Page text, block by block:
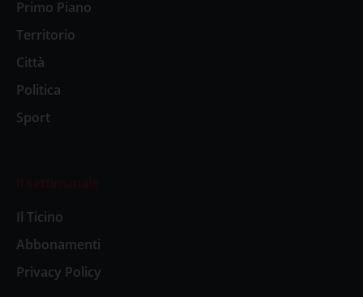
Primo Piano
Territorio
Città
Politica
Sport
Il settimanale
Il Ticino
Abbonamenti
Privacy Policy